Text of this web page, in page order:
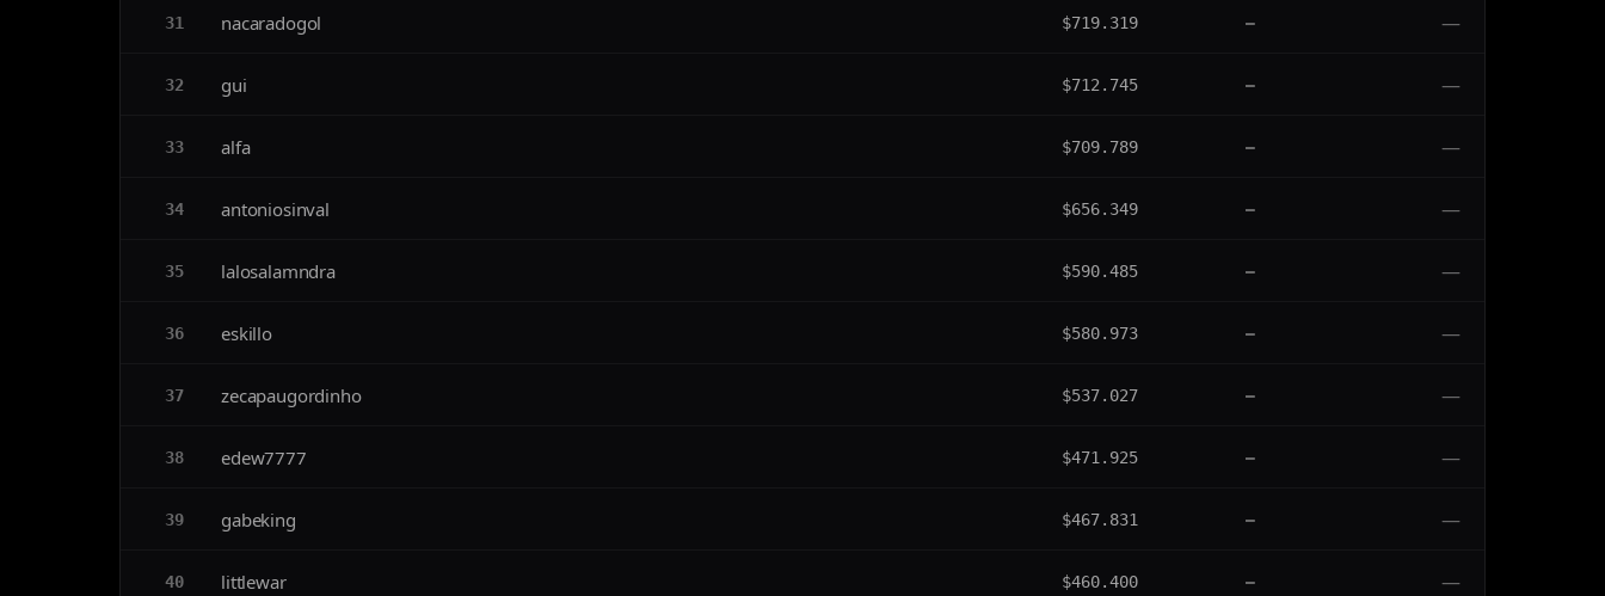
31 nacaradogol $719.319 — —
32 gui $712.745 — —
33 alfa $709.789 — —
34 antoniosinval $656.349 — —
35 lalosalamndra $590.485 — —
36 eskillo $580.973 — —
37 zecapaugordinho $537.027 — —
38 edew7777 $471.925 — —
39 gabeking $467.831 — —
40 littlewar $460.400 — —